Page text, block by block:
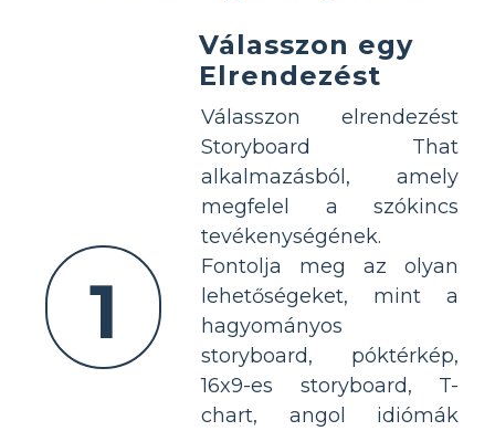
1
Válasszon egy
Elrendezést
Válasszon elrendezést
Storyboard That
alkalmazásból, amely
megfelel a szókincs
tevékenységének.
Fontolja meg az olyan
lehetőségeket, mint a
hagyományos
storyboard, póktérkép,
16x9-es storyboard, T-
chart, angol idiómák